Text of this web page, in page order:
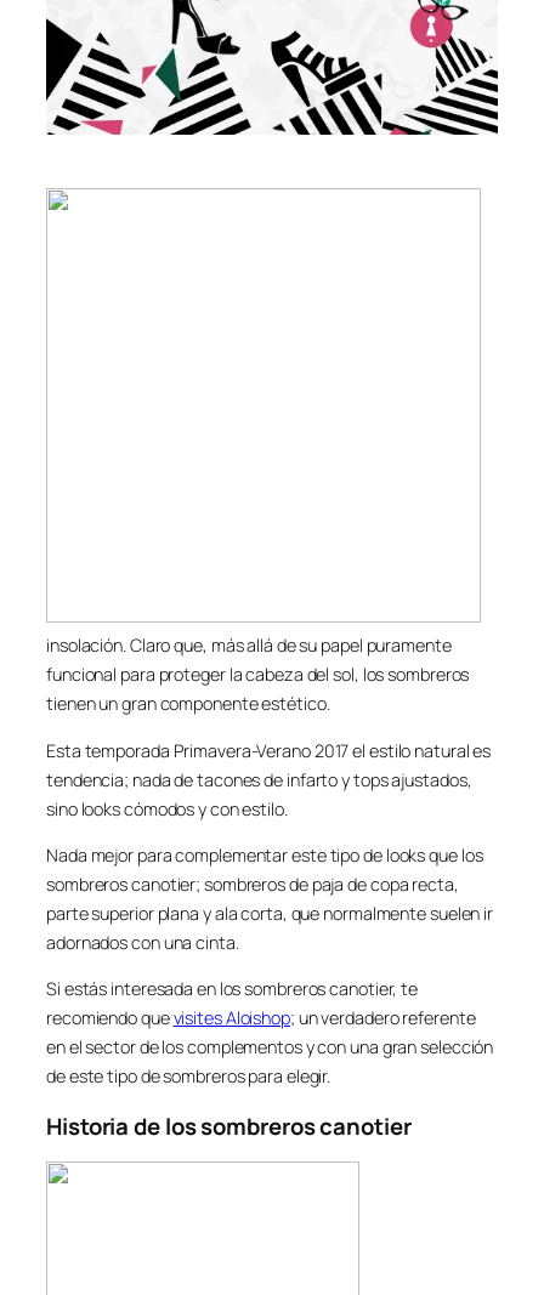
insolación. Claro que, más allá de su papel puramente
funcional para proteger la cabeza del sol, los sombreros
tienen un gran componente estético.
Esta temporada Primavera-Verano 2017 el estilo natural es
tendencia; nada de tacones de infarto y tops ajustados,
sino looks cómodos y con estilo.
Nada mejor para complementar este tipo de looks que los
sombreros canotier; sombreros de paja de copa recta,
parte superior plana y ala corta, que normalmente suelen ir
adornados con una cinta.
Si estás interesada en los sombreros canotier, te
recomiendo quevisites Aloishop; un verdadero referente
en el sector de los complementos y con una gran selección
de este tipo de sombreros para elegir.
Historia de los sombreros canotier